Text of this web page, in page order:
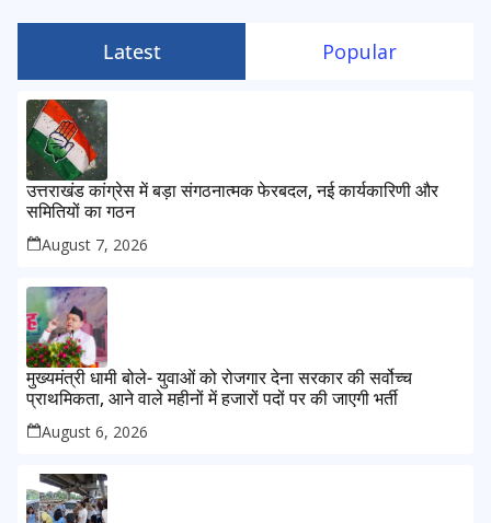
Latest Popular
उत्तराखंड कांग्रेस में बड़ा संगठनात्मक फेरबदल, नई कार्यकारिणी और
समितियों का गठन
August 7, 2026
मुख्यमंत्री धामी बोले- युवाओं को रोजगार देना सरकार की सर्वोच्च
प्राथमिकता, आने वाले महीनों में हजारों पदों पर की जाएगी भर्ती
August 6, 2026